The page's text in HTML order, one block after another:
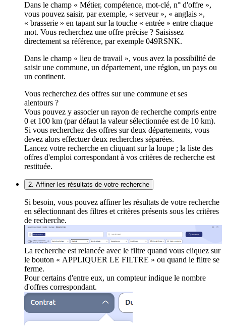
Dans le champ « Métier, compétence, mot-clé, n° d'offre »,
vous pouvez saisir, par exemple, « serveur », « anglais »,
« brasserie » en tapant sur la touche « entrée » entre chaque
mot. Vous recherchez une offre précise ? Saisissez
directement sa référence, par exemple 049RSNK.
Dans le champ « lieu de travail », vous avez la possibilité de
saisir une commune, un département, une région, un pays ou
un continent.
Vous recherchez des offres sur une commune et ses
alentours ?
Vous pouvez y associer un rayon de recherche compris entre
0 et 100 km (par défaut la valeur sélectionnée est de 10 km).
Si vous recherchez des offres sur deux départements, vous
devez alors effectuer deux recherches séparées.
Lancez votre recherche en cliquant sur la loupe ; la liste des
offres d'emploi correspondant à vos critères de recherche est
restituée.
2. Affiner les résultats de votre recherche
Si besoin, vous pouvez affiner les résultats de votre recherche
en sélectionnant des filtres et critères présents sous les critères
de recherche.
La recherche est relancée avec le filtre quand vous cliquez sur
le bouton « APPLIQUER LE FILTRE » ou quand le filtre se
ferme.
Pour certains d'entre eux, un compteur indique le nombre
d'offres correspondant.